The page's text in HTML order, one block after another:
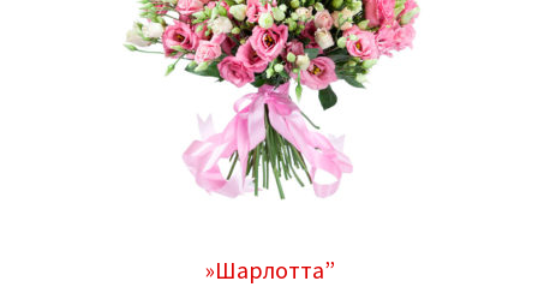
»Шарлотта”